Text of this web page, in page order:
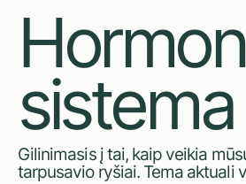
sistema
Gilinimasis į tai, kaip veikia
tarpusavio ryšiai. Tema aktuali